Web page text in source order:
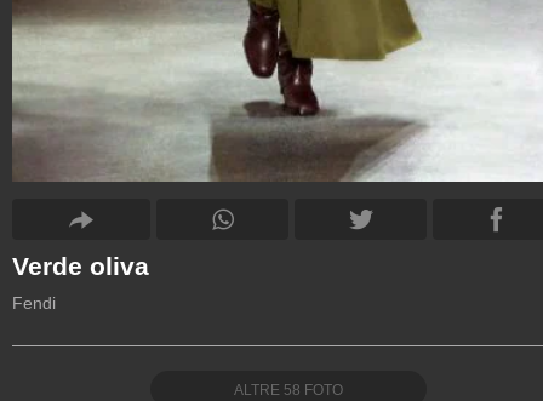
Verde oliva
Fendi
ALTRE 58 FOTO